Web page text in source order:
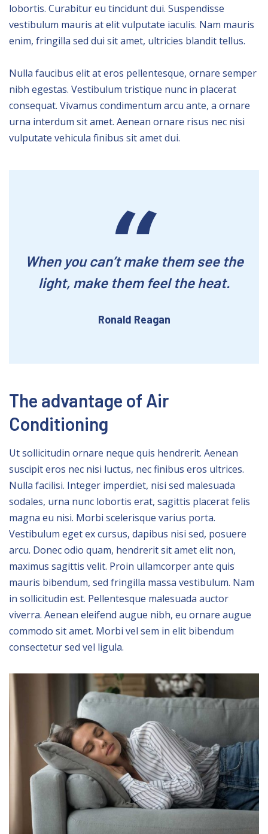
lobortis. Curabitur eu tincidunt dui. Suspendisse
vestibulum mauris at elit vulputate iaculis. Nam mauris
enim, fringilla sed dui sit amet, ultricies blandit tellus.
Nulla faucibus elit at eros pellentesque, ornare semper
nibh egestas. Vestibulum tristique nunc in placerat
consequat. Vivamus condimentum arcu ante, a ornare
urna interdum sit amet. Aenean ornare risus nec nisi
vulputate vehicula finibus sit amet dui.
When you can’t make them see the
light, make them feel the heat.
Ronald Reagan
The advantage of Air
Conditioning
Ut sollicitudin ornare neque quis hendrerit. Aenean
suscipit eros nec nisi luctus, nec finibus eros ultrices.
Nulla facilisi. Integer imperdiet, nisi sed malesuada
sodales, urna nunc lobortis erat, sagittis placerat felis
magna eu nisi. Morbi scelerisque varius porta.
Vestibulum eget ex cursus, dapibus nisi sed, posuere
arcu. Donec odio quam, hendrerit sit amet elit non,
maximus sagittis velit. Proin ullamcorper ante quis
mauris bibendum, sed fringilla massa vestibulum. Nam
in sollicitudin est. Pellentesque malesuada auctor
viverra. Aenean eleifend augue nibh, eu ornare augue
commodo sit amet. Morbi vel sem in elit bibendum
consectetur sed vel ligula.